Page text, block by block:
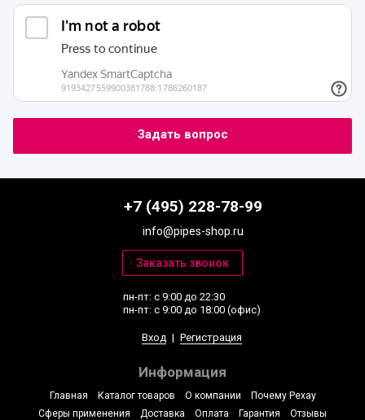
+7 (495) 228-78-99
info@pipes-shop.ru
пн-пт: с 9:00 до 22:30
пн-пт: с 9:00 до 18:00 (офис)
Вход | Регистрация
Информация
Главная Каталог товаров О компании
Почему Рехау
Сферы применения
Доставка Оплата Гарантия
Отзывы